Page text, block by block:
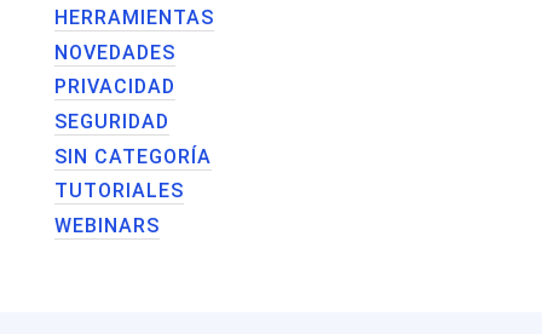
HERRAMIENTAS
NOVEDADES
PRIVACIDAD
SEGURIDAD
SIN CATEGORÍA
TUTORIALES
WEBINARS